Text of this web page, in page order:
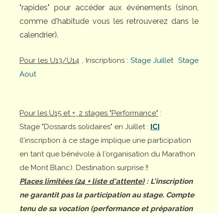
"rapides" pour accéder aux événements (sinon,
comme d'habitude vous les retrouverez dans le
calendrier).
Pour les U13/U14, Inscriptions :Stage Juillet Stage
Aout
Pour les U15 et +, 2 stages "Performance" :
Stage "Dossards solidaires" en Juillet : ICI
(l'inscription à ce stage implique une participation
en tant que bénévole à l'organisation du Marathon
de Mont Blanc). Destination surprise !!
Places limitées (24 + liste d'attente): L'inscription
ne garantit pas la participation au stage. Compte
tenu de sa vocation (performance et préparation